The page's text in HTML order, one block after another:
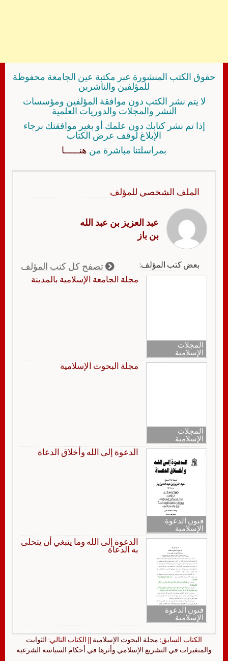
حقوق الكتب المنشورة عبر مكتبة عين الجامعة محفوظة
للمؤلفين والناشرين
لا يتم نشر الكتب دون موافقة المؤلفين ومؤسسات
النشر والمجلات والدوريات العلمية
إذا تم نشر كتابك دون علمك أو بغير موافقتك برجاء
الإبلاغ لوقف عرض الكتاب
بمراسلتنا مباشرة من هنــــــا
الملف الشخصي للمؤلف
عبد العزيز بن عبد الله
بن باز
بعض كتب المؤلف: تصفح كل كتب المؤلف
المجلات
الإسلامية
مجلة الجامعة الإسلامية بالمدينة
المجلات
الإسلامية
مجلة البحوث الإسلامية
فنون الدعوة
الإسلامية
الدعوة إلى الله وأخلاق الدعاة
فنون الدعوة
الإسلامية
الدعوة إلى الله وما ينبغي أن يتحلى
به الدعاة
الكتاب السابق: مجلة البحوث الإسلامية || الكتاب التالي: الثوابت
والمتغيرات في التشريع الإسلامي وأثرها في أحكام السياسة الشرعية